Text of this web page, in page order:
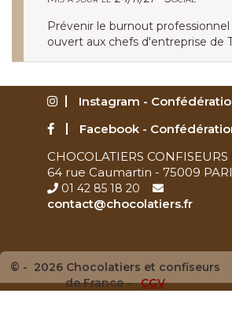
Prévenir le burnout
ouvert aux chefs d'entreprise de
Instagram -
Facebook -
CHOCOLATIERS
64 rue Caumartin - 75009
01 42 85 18 20
contact@chocolatiers.fr
© - 2026 Chocolatiers et confiseurs
de France -CGV